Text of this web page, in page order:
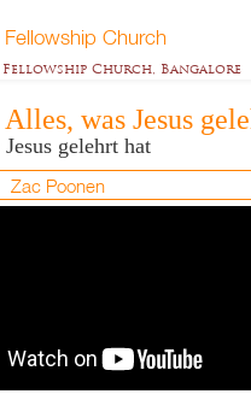
Church
Church, Bangalore
was Jesus
gelehrt hat
Zac Poonen